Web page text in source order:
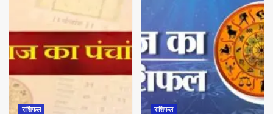
राशिफल राशिफल